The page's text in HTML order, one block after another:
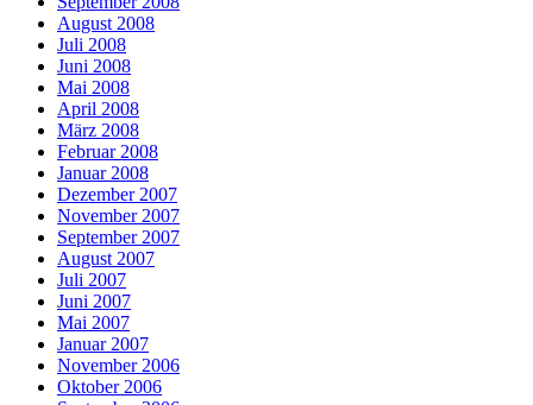
August 2008
Juli 2008
Juni 2008
Mai 2008
April 2008
März 2008
Februar 2008
Januar 2008
Dezember 2007
November 2007
September 2007
August 2007
Juli 2007
Juni 2007
Mai 2007
Januar 2007
November 2006
Oktober 2006